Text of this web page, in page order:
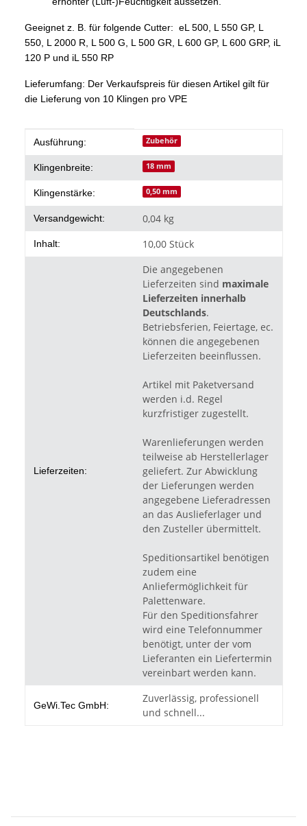
Geeignet z. B. für folgende Cutter: eL 500, L 550 GP, L
550, L 2000 R, L 500 G, L 500 GR, L 600 GP, L 600 GRP, iL
120 P und iL 550 RP
Lieferumfang: Der Verkaufspreis für diesen Artikel gilt für
die Lieferung von 10 Klingen pro VPE
Produkteigenschaft
Wert
Ausführung: Zubehör
Klingenbreite: 18 mm
Klingenstärke: 0,50 mm
Versandgewicht: 0,04 kg
Inhalt: 10,00 Stück
Lieferzeiten:
Die angegebenen
Lieferzeiten sind maximale
Lieferzeiten innerhalb
Deutschlands.
Betriebsferien, Feiertage, ec.
können die angegebenen
Lieferzeiten beeinflussen.
Artikel mit Paketversand
werden i.d. Regel
kurzfristiger zugestellt.
Warenlieferungen werden
teilweise ab Herstellerlager
geliefert. Zur Abwicklung
der Lieferungen werden
angegebene Lieferadressen
an das Auslieferlager und
den Zusteller übermittelt.
Speditionsartikel benötigen
zudem eine
Anliefermöglichkeit für
Palettenware.
Für den Speditionsfahrer
wird eine Telefonnummer
benötigt, unter der vom
Lieferanten ein Liefertermin
vereinbart werden kann.
GeWi.Tec GmbH:
Zuverlässig, professionell
und schnell...